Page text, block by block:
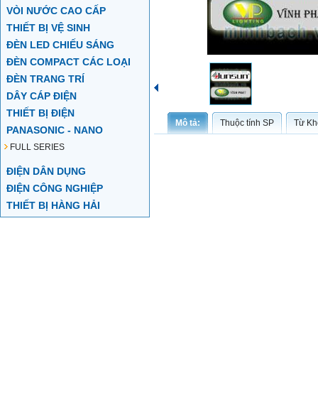
VÒI NƯỚC CAO CẤP
THIẾT BỊ VỆ SINH
ĐÈN LED CHIẾU SÁNG
ĐÈN COMPACT CÁC LOẠI
ĐÈN TRANG TRÍ
DÂY CÁP ĐIỆN
THIẾT BỊ ĐIỆN
PANASONIC - NANO
FULL SERIES
ĐIỆN DÂN DỤNG
ĐIỆN CÔNG NGHIỆP
THIẾT BỊ HÀNG HẢI
Mô tả: Thuộc tính SP Từ